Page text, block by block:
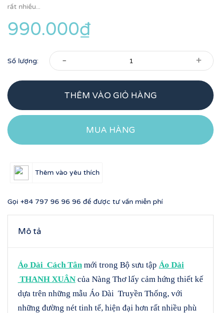
rất nhiều...
990.000₫
Số lượng: - +
THÊM VÀO GIỎ HÀNG
MUA HÀNG
Thêm vào yêu thích
Gọi +84 797 96 96 96 để được tư vấn miễn phí
Mô tả
Áo Dài Cách Tânmới trong Bộ sưu tập Áo Dài
THANH XUÂN của Nàng Thơ lấy cảm hứng thiết kế
dựa trên những mẫu Áo Dài Truyền Thống, với
những đường nét tinh tế, hiện đại hơn rất nhiều phù